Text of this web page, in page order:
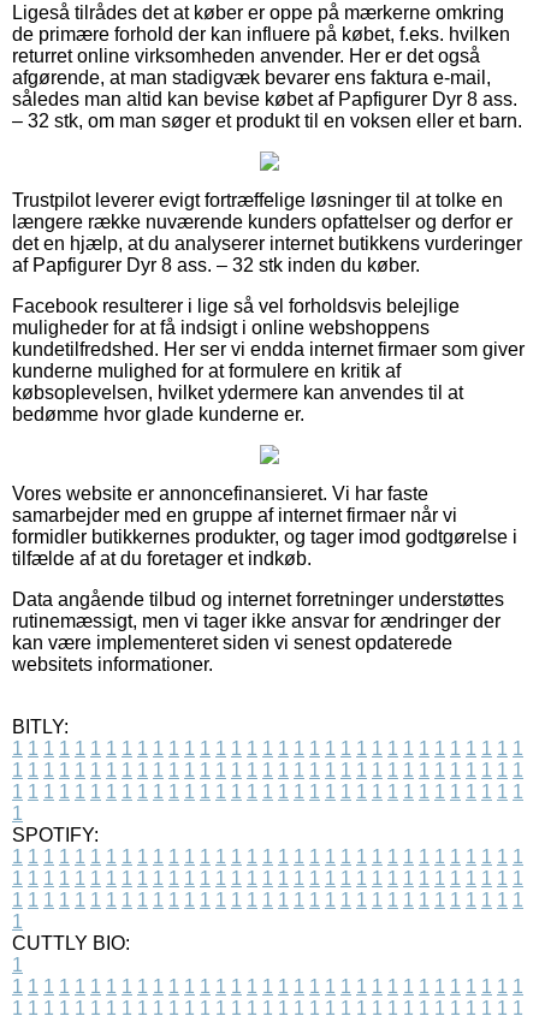
Ligeså tilrådes det at køber er oppe på mærkerne omkring
de primære forhold der kan influere på købet, f.eks. hvilken
returret online virksomheden anvender. Her er det også
afgørende, at man stadigvæk bevarer ens faktura e-mail,
således man altid kan bevise købet af Papfigurer Dyr 8 ass.
– 32 stk, om man søger et produkt til en voksen eller et barn.
Trustpilot leverer evigt fortræffelige løsninger til at tolke en
længere række nuværende kunders opfattelser og derfor er
det en hjælp, at du analyserer internet butikkens vurderinger
af Papfigurer Dyr 8 ass. – 32 stk inden du køber.
Facebook resulterer i lige så vel forholdsvis belejlige
muligheder for at få indsigt i online webshoppens
kundetilfredshed. Her ser vi endda internet firmaer som giver
kunderne mulighed for at formulere en kritik af
købsoplevelsen, hvilket ydermere kan anvendes til at
bedømme hvor glade kunderne er.
Vores website er annoncefinansieret. Vi har faste
samarbejder med en gruppe af internet firmaer når vi
formidler butikkernes produkter, og tager imod godtgørelse i
tilfælde af at du foretager et indkøb.
Data angående tilbud og internet forretninger understøttes
rutinemæssigt, men vi tager ikke ansvar for ændringer der
kan være implementeret siden vi senest opdaterede
websitets informationer.
BITLY:
1 1 1 1 1 1 1 1 1 1 1 1 1 1 1 1 1 1 1 1 1 1 1 1 1 1 1 1 1 1 1 1 1
1 1 1 1 1 1 1 1 1 1 1 1 1 1 1 1 1 1 1 1 1 1 1 1 1 1 1 1 1 1 1 1 1
1 1 1 1 1 1 1 1 1 1 1 1 1 1 1 1 1 1 1 1 1 1 1 1 1 1 1 1 1 1 1 1 1
1
SPOTIFY:
1 1 1 1 1 1 1 1 1 1 1 1 1 1 1 1 1 1 1 1 1 1 1 1 1 1 1 1 1 1 1 1 1
1 1 1 1 1 1 1 1 1 1 1 1 1 1 1 1 1 1 1 1 1 1 1 1 1 1 1 1 1 1 1 1 1
1 1 1 1 1 1 1 1 1 1 1 1 1 1 1 1 1 1 1 1 1 1 1 1 1 1 1 1 1 1 1 1 1
1
CUTTLY BIO:
1
1 1 1 1 1 1 1 1 1 1 1 1 1 1 1 1 1 1 1 1 1 1 1 1 1 1 1 1 1 1 1 1 1
1 1 1 1 1 1 1 1 1 1 1 1 1 1 1 1 1 1 1 1 1 1 1 1 1 1 1 1 1 1 1 1 1